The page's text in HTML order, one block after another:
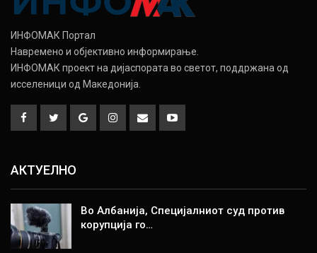
ИНФОМАК Портал
Навремено и објективно информирање.
ИНФОМАК проект на дијаспората во светот, поддржана од
исселеници од Македонија.
АКТУЕЛНО
Во Албанија, Специјалниот суд против
корупција го…